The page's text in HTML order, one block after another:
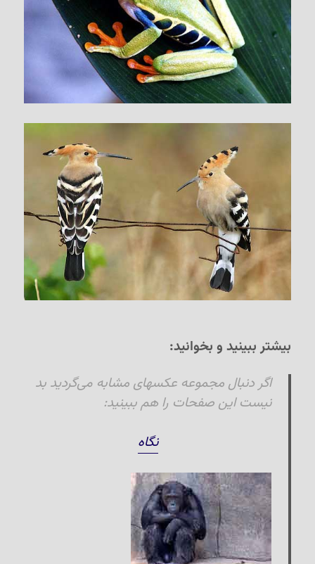
بیشتر ببینید و بخوانید:
اگر دنبال مجموعه عکسهای مشابه می‌گردید بد
نیست این صفحات را هم ببینید:
نگاه